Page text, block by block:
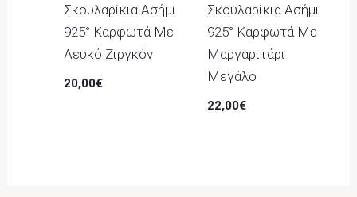
Σκουλαρίκια Ασήμι
925° Καρφωτά Με
Λευκό Ζιργκόν
20,00€
Σκουλαρίκια Ασήμι
925° Καρφωτά Με
Μαργαριτάρι
Μεγάλο
22,00€